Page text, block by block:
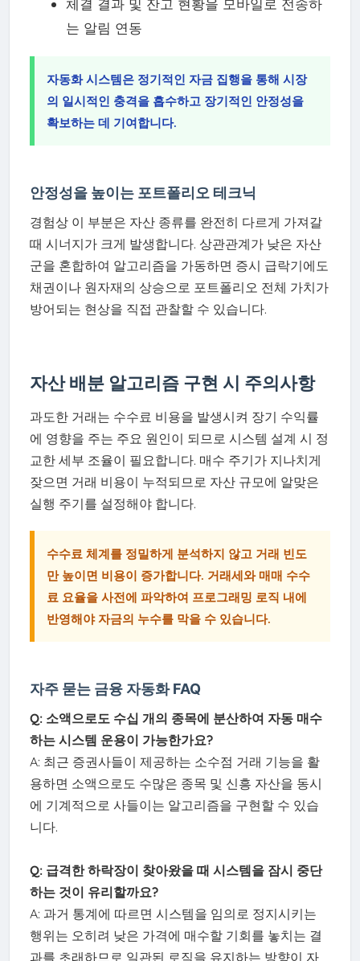
는 알림 연동
자동화 시스템은 정기적인 자금 집행을 통해 시장
의 일시적인 충격을 흡수하고 장기적인 안정성을
확보하는 데 기여합니다.
안정성을 높이는 포트폴리오 테크닉
경험상 이 부분은 자산 종류를 완전히 다르게 가져갈
때 시너지가 크게 발생합니다. 상관관계가 낮은 자산
군을 혼합하여 알고리즘을 가동하면 증시 급락기에도
채권이나 원자재의 상승으로 포트폴리오 전체 가치가
방어되는 현상을 직접 관찰할 수 있습니다.
자산 배분 알고리즘 구현 시 주의사항
과도한 거래는 수수료 비용을 발생시켜 장기 수익률
에 영향을 주는 주요 원인이 되므로 시스템 설계 시 정
교한 세부 조율이 필요합니다. 매수 주기가 지나치게
잦으면 거래 비용이 누적되므로 자산 규모에 알맞은
실행 주기를 설정해야 합니다.
수수료 체계를 정밀하게 분석하지 않고 거래 빈도
만 높이면 비용이 증가합니다. 거래세와 매매 수수
료 요율을 사전에 파악하여 프로그래밍 로직 내에
반영해야 자금의 누수를 막을 수 있습니다.
자주 묻는 금융 자동화 FAQ
Q: 소액으로도 수십 개의 종목에 분산하여 자동 매수
하는 시스템 운용이 가능한가요?
A: 최근 증권사들이 제공하는 소수점 거래 기능을 활
용하면 소액으로도 수많은 종목 및 신흥 자산을 동시
에 기계적으로 사들이는 알고리즘을 구현할 수 있습
니다.
Q: 급격한 하락장이 찾아왔을 때 시스템을 잠시 중단
하는 것이 유리할까요?
A: 과거 통계에 따르면 시스템을 임의로 정지시키는
행위는 오히려 낮은 가격에 매수할 기회를 놓치는 결
과를 초래하므로 일관된 로직을 유지하는 방향이 자